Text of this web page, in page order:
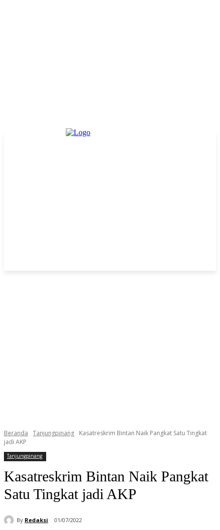
Beranda Tanjungpinang
Kasatreskrim Bintan Naik Pangkat Satu Tingkat
jadi AKP
Tanjungpinang
Kasatreskrim Bintan Naik Pangkat
Satu Tingkat jadi AKP
By Redaksi 01/07/2022